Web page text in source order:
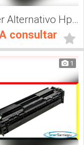
Toner Alternativo Hp CF411A, Impresora Láser
consultar
1